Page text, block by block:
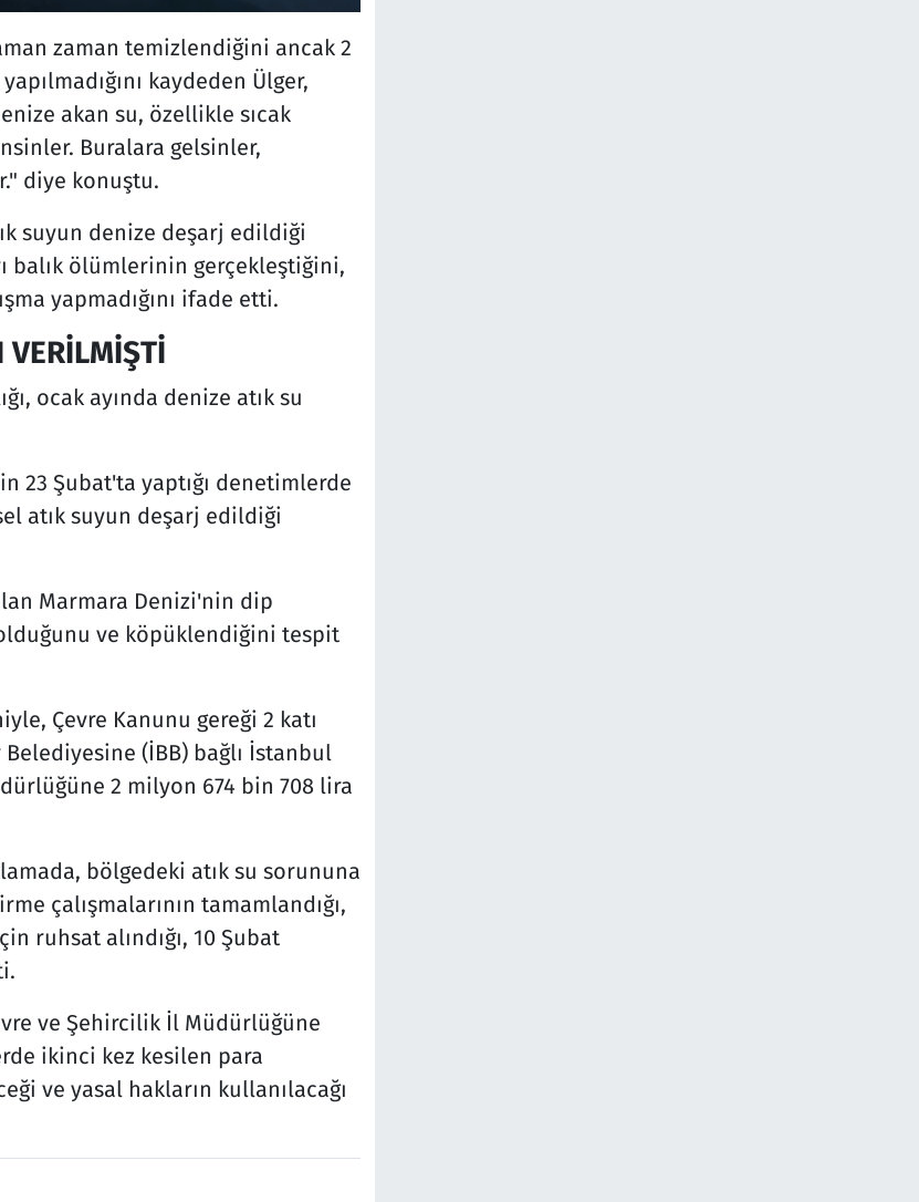
zaman temizlendiğini ancak 2
kaydeden Ülger,
akan su, özellikle sıcak
Buralara gelsinler,
diye konuştu.
suyun denize deşarj edildiği
balık ölümlerinin gerçekleştiğini,
yapmadığını ifade etti.
VERİLMİŞTİ
ocak ayında denize atık su
23 Şubat'ta yaptığı denetimlerde
atık suyun deşarj edildiği
Marmara Denizi'nin dip
ve köpüklendiğini tespit
Çevre Kanunu gereği 2 katı
(İBB) bağlı İstanbul
2 milyon 674 bin 708 lira
bölgedeki atık su sorununa
çalışmalarının tamamlandığı,
ruhsat alındığı, 10 Şubat
ve Şehircilik İl Müdürlüğüne
ikinci kez kesilen para
ve yasal hakların kullanılacağı